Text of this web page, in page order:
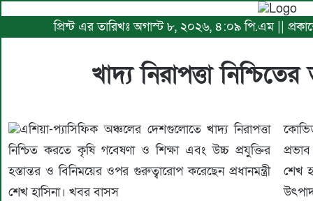
প্রিন্ট এর তারিখঃ অগাস্ট ৮, ২০২৬, ৪:০৯ পি.এম ||
খাদ্য নিরাপত্তা নিশ্চিতের
এশিয়া-প্যাসিফিক অঞ্চলের দেশগুলোতে খাদ্য নিরাপত্তা
নিশ্চিত করতে কৃষি গবেষণা ও শিক্ষা এবং উচ্চ প্রযুক্তির
হস্তান্তর ও বিনিময়ের ওপর গুরুত্বারোপ করেছেন প্রধানমন্ত্রী
শেখ হাসিনা। খবর বাসস
শেখ